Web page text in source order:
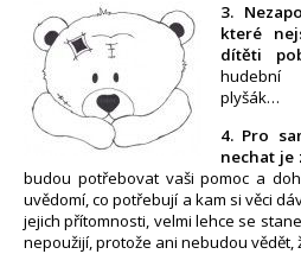
3.
které
dítěti
hudební
plyšák…
4. Pro
nechat je
budou potřebovat vaši pomoc a
uvědomí, co potřebují a kam si věci
jejich přítomnosti, velmi lehce se
nepoužijí, protože ani nebudou vědět,